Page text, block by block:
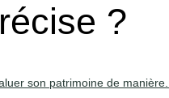
?
son patrimoine de manière...